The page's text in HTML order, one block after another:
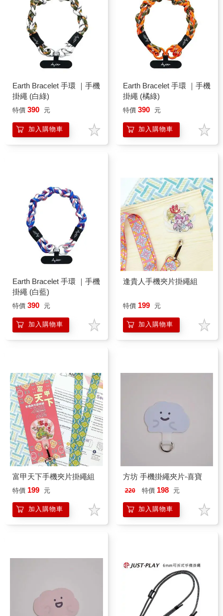
Earth Bracelet 手環 ｜手機
掛繩 (白綠)
特價 390 元
加入購物車
Earth Bracelet 手環 ｜手機
掛繩 (橘綠)
特價 390 元
加入購物車
Earth Bracelet 手環 ｜手機
掛繩 (白藍)
特價 390 元
加入購物車
逢貴人手機夾片掛繩組
特價 199 元
加入購物車
富甲天下手機夾片掛繩組
特價 199 元
加入購物車
方坊 手機掛繩夾片-喜寶
220 特價 198 元
加入購物車